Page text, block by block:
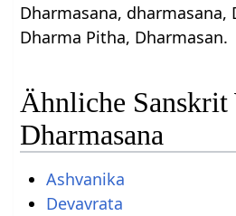
Dharmasana, dharmasana,
Dharma Pitha, Dharmasan.
Ähnliche
Dharmasana
Ashvanika
Devavrata